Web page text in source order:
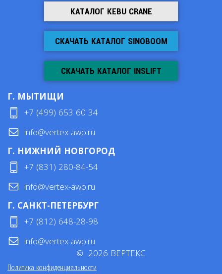
КАТАЛОГ KEBU CRANE
СКАЧАТЬ КАТАЛОГ SINOBOOM
СКАЧАТЬ КАТАЛОГ INSLIFT
Г. МЫТИЩИ
+7 (499) 653 60 34
info@vertex-awp.ru
Г. НИЖНИЙ НОВГОРОД
+7 (831) 280-84-54
info@vertex-awp.ru
Г. САНКТ-ПЕТЕРБУРГ
+7 (812) 648-28-98
info@vertex-awp.ru
Политика конфиденциальности
© 2026 ВЕРТЕКС